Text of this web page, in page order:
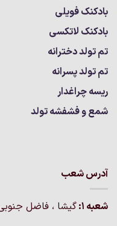
بادکنک فویلی
بادکنک لاتکسی
تم تولد دخترانه
تم تولد پسرانه
ریسه چراغدار
شمع و فشفشه تولد
آدرس شعب
شعبه 1:
گيشا ، فاضل جنوبی